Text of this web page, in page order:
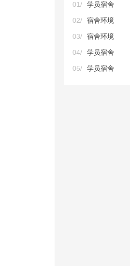
01/ 学员宿舍
02/ 宿舍环境
03/ 宿舍环境
04/ 学员宿舍
05/ 学员宿舍